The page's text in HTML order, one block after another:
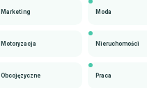
Marketing Moda
Motoryzacja Nieruchomości
Obcojęzyczne Praca